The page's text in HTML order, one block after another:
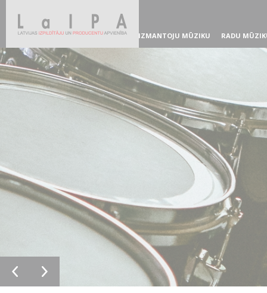
IZMANTOJU MŪZIKU RADU